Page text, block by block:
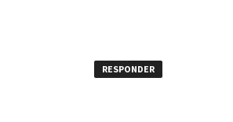
RESPONDER